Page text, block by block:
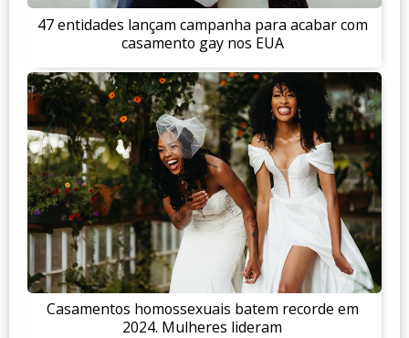
47 entidades lançam campanha para acabar com
casamento gay nos EUA
Casamentos homossexuais batem recorde em
2024. Mulheres lideram